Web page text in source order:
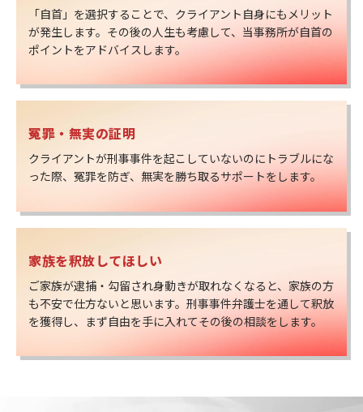
「自首」を選択することで、クライアント自身にもメリット
が発生します。その後の人生も考慮して、当事務所が自首の
ポイントをアドバイスします。
冤罪・無実の証明
クライアントが刑事事件を起こしていないのにトラブルにな
った際、冤罪を防ぎ、無実を勝ち取るサポートをします。
家族を釈放してほしい
ご家族が逮捕・勾留され身動きが取れなくなると、家族の方
も不安で仕方ないと思います。刑事事件弁護士を通して釈放
を獲得し、まず自由を手に入れてその後の相談をします。